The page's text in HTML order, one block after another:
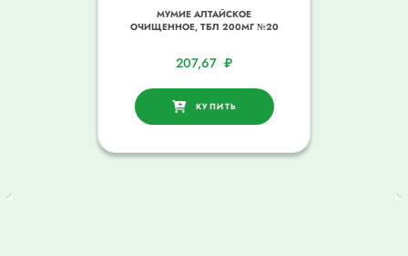
МУМИЕ АЛТАЙСКОЕ
ОЧИЩЕННОЕ, ТБЛ 200МГ №20
207,67 ₽
КУПИТЬ